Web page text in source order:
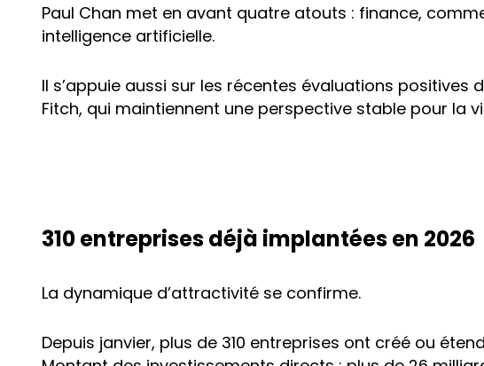
Paul Chan met en avant quatre atouts : finance,
intelligence artificielle.
Il s’appuie aussi sur les récentes évaluations positives
Fitch, qui maintiennent une perspective stable pour la
310 entreprises déjà implantées en 2026
La dynamique d’attractivité se confirme.
Depuis janvier, plus de 310 entreprises ont créé ou